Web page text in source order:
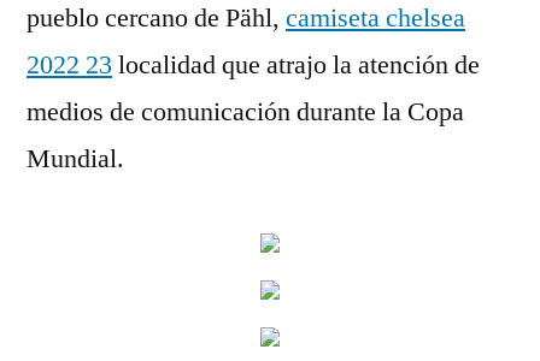
pueblo cercano de Pähl, camiseta chelsea
2022 23 localidad que atrajo la atención de
medios de comunicación durante la Copa
Mundial.